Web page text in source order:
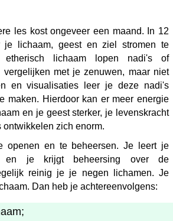
les kost ongeveer een maand. In 12
lichaam, geest en ziel stromen te
lichaam lopen nadi's of
met je zenuwen, maar niet
en visualisaties leer je deze nadi's
maken. Hierdoor kan er meer energie
en je geest sterker, je levenskracht
ontwikkelen zich enorm.
openen en te beheersen. Je leert je
je krijgt beheersing over de
reinig je je negen lichamen. Je
Dan heb je achtereenvolgens: